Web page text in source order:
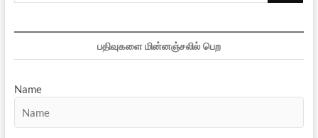
பதிவுகளை மின்னஞ்சலில் பெற
Name